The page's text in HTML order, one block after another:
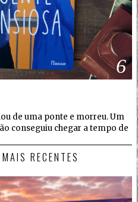
6
de uma ponte e morreu. Um
conseguiu chegar a tempo de
RECENTES